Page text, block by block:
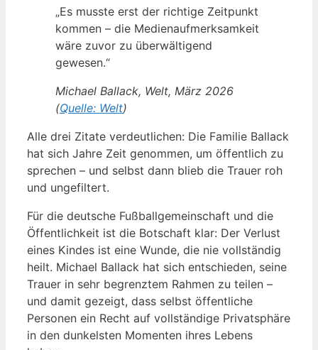
„Es musste erst der richtige Zeitpunkt
kommen – die Medienaufmerksamkeit
wäre zuvor zu überwältigend
gewesen.“
Michael Ballack, Welt, März 2026
(Quelle: Welt)
Alle drei Zitate verdeutlichen: Die Familie Ballack
hat sich Jahre Zeit genommen, um öffentlich zu
sprechen – und selbst dann blieb die Trauer roh
und ungefiltert.
Für die deutsche Fußballgemeinschaft und die
Öffentlichkeit ist die Botschaft klar: Der Verlust
eines Kindes ist eine Wunde, die nie vollständig
heilt. Michael Ballack hat sich entschieden, seine
Trauer in sehr begrenztem Rahmen zu teilen –
und damit gezeigt, dass selbst öffentliche
Personen ein Recht auf vollständige Privatsphäre
in den dunkelsten Momenten ihres Lebens